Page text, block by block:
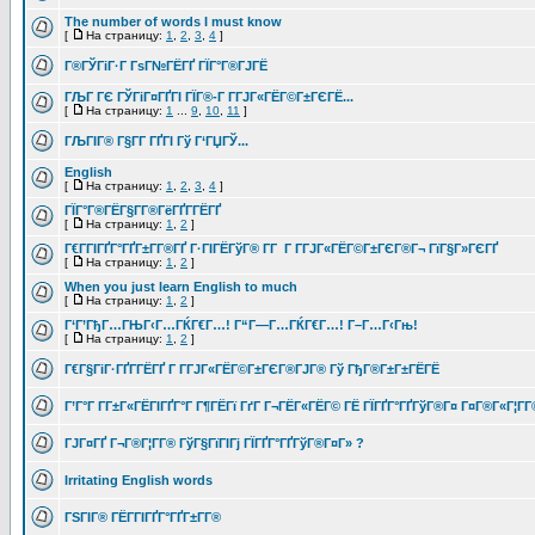
The number of words I must know
[ На страницу: 1 2 3 4 ]
Г®ГЎГіГ·Г ГѕГ№ГЁГҐ ГЇГ°Г®ГЈГЁ
ГЉГ ГЄ ГЎГіГ¤ГҐГІ ГЇГ®-Г Г­ГЈГ«ГЁГ©Г±ГЄГЁ...
[ На страницу: 1 9 10 11 ]
ГЉГІГ® Г§Г­Г ГҐГІ Гў Г‘ГЏГЎ...
English
[ На страницу: 1 2 3 4 ]
ГЇГ°Г®ГЁГ§Г­Г®ГёГҐГ­ГЁГҐ
[ На страницу: 1 2 ]
Г€Г­ГІГҐГ°ГҐГ±Г­Г®ГҐ Г·ГІГЁГўГ® Г­Г Г Г­ГЈГ«ГЁГ©Г±ГЄГ®Г¬ ГїГ§Г»ГЄГҐ
[ На страницу: 1 2 ]
When you just learn English to much
[ На страницу: 1 2 ]
Г‘Г’ГђГ…ГЊГ‹Г…ГЌГ€Г…! Г“Г—Г…ГЌГ€Г…! Г–Г…Г‹Гњ!
[ На страницу: 1 2 ]
Г€Г§ГіГ·ГҐГ­ГЁГҐ Г Г­ГЈГ«ГЁГ©Г±ГЄГ®ГЈГ® Гў ГђГ®Г±Г±ГЁГЁ
Г’Г°Г Г­Г±Г«ГЁГІГҐГ°Г Г¶ГЁГї ГґГ Г¬ГЁГ«ГЁГ© ГЁ ГЇГҐГ°ГҐГўГ®Г¤
ГЈГ¤ГҐ Г¬Г®Г¦Г­Г® ГўГ§ГїГІГј ГЇГҐГ°ГҐГўГ®Г¤Г» ?
Irritating English words
ГЅГІГ® ГЁГ­ГІГҐГ°ГҐГ±Г­Г®